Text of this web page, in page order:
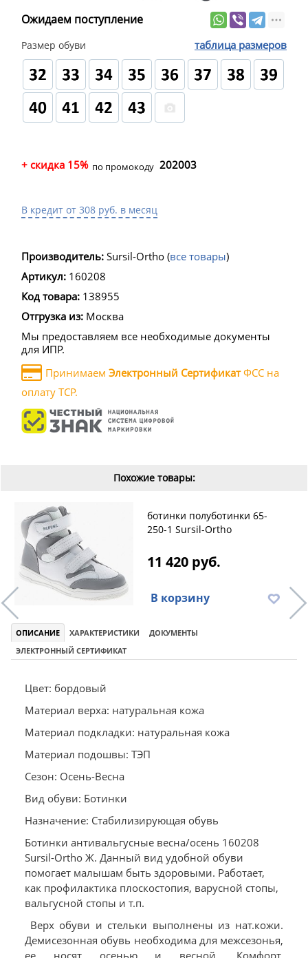
Ожидаем поступление
Размер обуви таблица размеров
+ скидка 15% по промокоду 202003
В кредит от 308 руб. в месяц
Производитель: Sursil-Ortho (все товары)
Артикул: 160208
Код товара: 138955
Отгрузка из: Москва
Мы предоставляем все необходимые документы
для ИПР.
Принимаем Электронный СертификатФСС на
оплату ТСР.
Похожие товары:
ботинки полуботинки 65-
250-1 Sursil-Ortho
11 420 руб.
В корзину
ОПИСАНИЕ ХАРАКТЕРИСТИКИ
ДОКУМЕНТЫ
ЭЛЕКТРОННЫЙ СЕРТИФИКАТ
Цвет: бордовый
Материал верха: натуральная кожа
Материал подкладки: натуральная кожа
Материал подошвы: ТЭП
Сезон: Осень-Весна
Вид обуви: Ботинки
Назначение: Стабилизирующая обувь
Ботинки антивальгусные весна/осень 160208
Sursil-Ortho Ж. Данный вид удобной обуви
помогает малышам быть здоровыми. Работает,
как профилактика плоскостопия, варусной стопы,
вальгусной стопы и т.п.
Верх обуви и стельки выполнены из нат.кожи.
Демисезонная обувь необходима для межсезонья,